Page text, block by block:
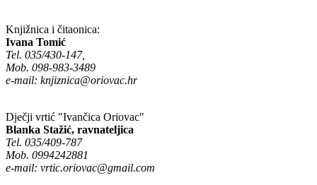
Knjižnica i čitaonica:
Ivana Tomić
Tel. 035/430-147,
Mob. 098-983-3489
e-mail: knjiznica@oriovac.hr
Dječji vrtić "Ivančica Oriovac"
Blanka Stažić, ravnateljica
Tel. 035/409-787
Mob. 0994242881
e-mail: vrtic.oriovac@gmail.com